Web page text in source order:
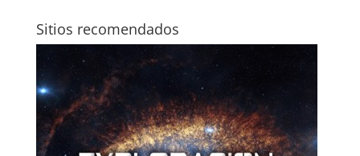
Sitios recomendados